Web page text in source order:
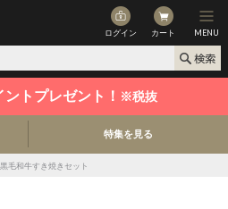
ログイン カート MENU
トプレゼント！ ※税抜
特集を見る
黒毛和牛すき焼きセット